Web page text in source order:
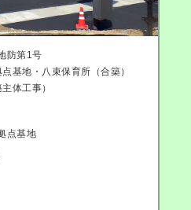
防第1号
八束保育所（合築）
工事）
点基地